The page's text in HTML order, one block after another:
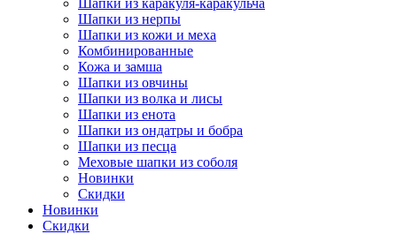
Шапки из каракуля-каракульча
Шапки из нерпы
Шапки из кожи и меха
Комбинированные
Кожа и замша
Шапки из овчины
Шапки из волка и лисы
Шапки из енота
Шапки из ондатры и бобра
Шапки из песца
Меховые шапки из соболя
Новинки
Скидки
Новинки
Скидки